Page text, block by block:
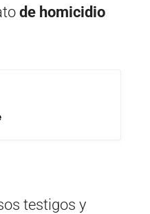
de homicidio
testigos y